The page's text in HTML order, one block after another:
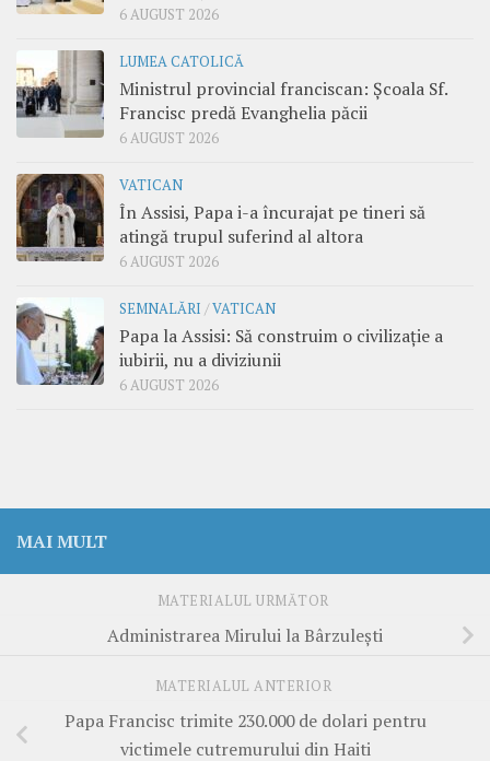
6 AUGUST 2026
LUMEA CATOLICĂ
Ministrul provincial franciscan: Școala Sf.
Francisc predă Evanghelia păcii
6 AUGUST 2026
VATICAN
În Assisi, Papa i-a încurajat pe tineri să
atingă trupul suferind al altora
6 AUGUST 2026
SEMNALĂRI /VATICAN
Papa la Assisi: Să construim o civilizație a
iubirii, nu a diviziunii
6 AUGUST 2026
MAI MULT
MATERIALUL URMĂTOR
Administrarea Mirului la Bârzulești
MATERIALUL ANTERIOR
Papa Francisc trimite 230.000 de dolari pentru
victimele cutremurului din Haiti